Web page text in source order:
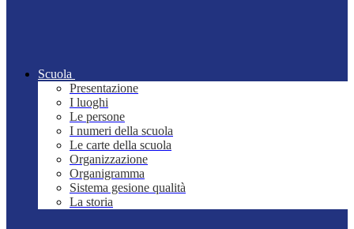
Scuola
Presentazione
I luoghi
Le persone
I numeri della scuola
Le carte della scuola
Organizzazione
Organigramma
Sistema gesione qualità
La storia